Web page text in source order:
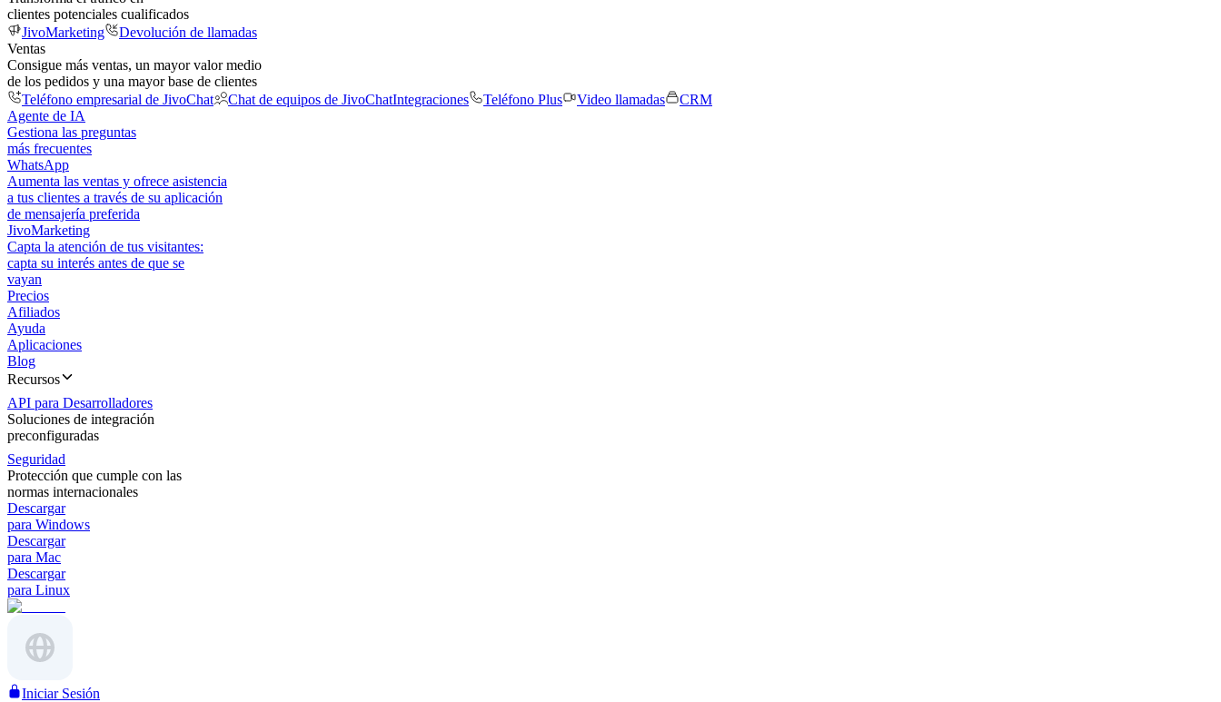
clientes potenciales cualificados
JivoMarketing
Devolución de llamadas
Ventas
Consigue más ventas, un mayor valor medio
de los pedidos y una mayor base de clientes
Teléfono empresarial de JivoChat
Chat de equipos de JivoChatIntegraciones Teléfono Plus Video llamadas
CRM
Agente de IA
Gestiona las preguntas
más frecuentes
WhatsApp
Aumenta las ventas y ofrece asistencia
a tus clientes a través de su aplicación
de mensajería preferida
JivoMarketing
Capta la atención de tus visitantes:
capta su interés antes de que se
vayan
Precios
Afiliados
Ayuda
Aplicaciones
Blog
Recursos
API para Desarrolladores
Soluciones de integración
preconfiguradas
Seguridad
Protección que cumple con las
normas internacionales
Descargar
para Windows
Descargar
para Mac
Descargar
para Linux
Iniciar Sesión